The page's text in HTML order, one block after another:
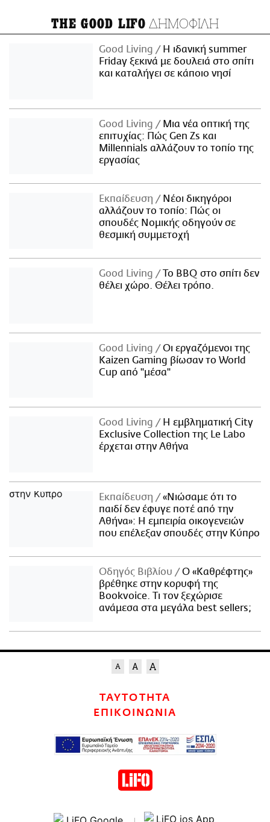
THE GOOD LIFO ΔΗΜΟΦΙΛΗ
Good Living
Η ιδανική summer
Friday ξεκινά με δουλειά στο σπίτι
και καταλήγει σε κάποιο νησί
Good Living
Μια νέα οπτική της
επιτυχίας: Πώς Gen Zs και
Millennials αλλάζουν το τοπίο της
εργασίας
Εκπαίδευση
Νέοι δικηγόροι
αλλάζουν το τοπίο: Πώς οι
σπουδές Νομικής οδηγούν σε
θεσμική συμμετοχή
Good Living
Το BBQ στο σπίτι δεν
θέλει χώρο. Θέλει τρόπο.
Good Living
Οι εργαζόμενοι της
Kaizen Gaming βίωσαν το World
Cup από "μέσα"
Good Living
Η εμβληματική City
Exclusive Collection της Le Labo
έρχεται στην Αθήνα
Εκπαίδευση
«Νιώσαμε ότι το
παιδί δεν έφυγε ποτέ από την
Αθήνα»: Η εμπειρία οικογενειών
που επέλεξαν σπουδές στην Κύπρο
Οδηγός Βιβλίου
Ο «Καθρέφτης»
βρέθηκε στην κορυφή της
Bookvoice. Τι τον ξεχώρισε
ανάμεσα στα μεγάλα best sellers;
ΤΑΥΤΟΤΗΤΑ
ΕΠΙΚΟΙΝΩΝΙΑ